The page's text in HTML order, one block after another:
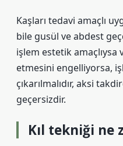
Kaşları tedavi amaçlı
bile gusül ve abdest
işlem estetik amaçlıysa
etmesini engelliyorsa,
çıkarılmalıdır, aksi
geçersizdir.
Kıl tekniği ne